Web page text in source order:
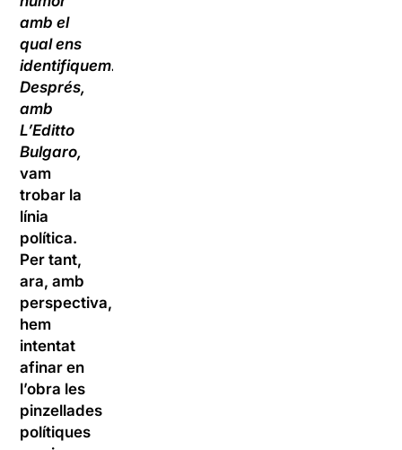
amb el
qual ens
identifiquem.
Després,
amb
L’Editto
Bulgaro,
vam
trobar la
línia
política.
Per tant,
ara, amb
perspectiva,
hem
intentat
afinar en
l’obra les
pinzellades
polítiques